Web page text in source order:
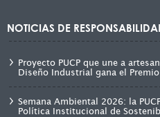
NOTICIAS DE
Proyecto PUCP que une a
Diseño Industrial gana el
Semana Ambiental 2026: la
Política Institucional de